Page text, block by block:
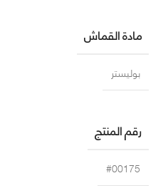
مادة القماش
بوليستر
رقم المنتج
#00175